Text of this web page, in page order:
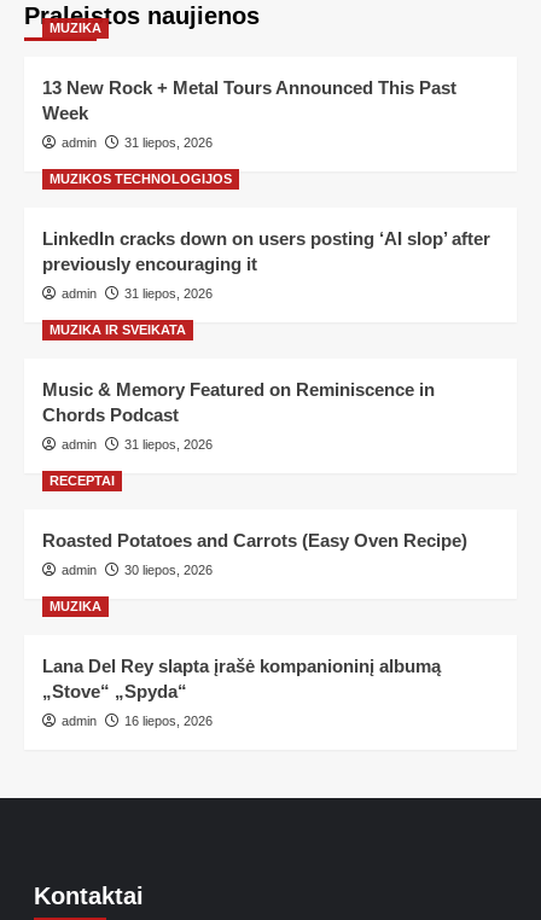
Praleistos naujienos
MUZIKA
13 New Rock + Metal Tours Announced This Past
Week
admin 31 liepos, 2026
MUZIKOS TECHNOLOGIJOS
LinkedIn cracks down on users posting ‘AI slop’ after
previously encouraging it
admin 31 liepos, 2026
MUZIKA IR SVEIKATA
Music & Memory Featured on Reminiscence in
Chords Podcast
admin 31 liepos, 2026
RECEPTAI
Roasted Potatoes and Carrots (Easy Oven Recipe)
admin 30 liepos, 2026
MUZIKA
Lana Del Rey slapta įrašė kompanioninį albumą
„Stove“ „Spyda“
admin 16 liepos, 2026
Kontaktai